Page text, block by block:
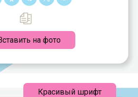
на фото
Красивый шрифт